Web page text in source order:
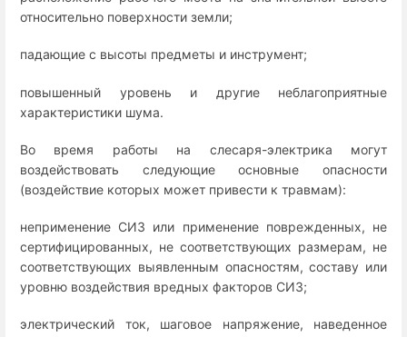
относительно поверхности земли;
падающие с высоты предметы и инструмент;
повышенный уровень и другие неблагоприятные
характеристики шума.
Во время работы на слесаря-электрика могут
воздействовать следующие основные опасности
(воздействие которых может привести к травмам):
неприменение СИЗ или применение поврежденных, не
сертифицированных, не соответствующих размерам, не
соответствующих выявленным опасностям, составу или
уровню воздействия вредных факторов СИЗ;
электрический ток, шаговое напряжение, наведенное